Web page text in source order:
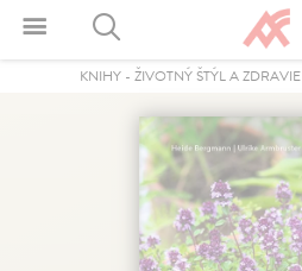
KNIHY - ŽIVOTNÝ ŠTÝL A ZDRAVIE